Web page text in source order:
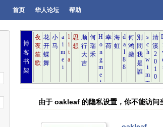
首页 华人论坛 帮助
博
客
书
架
由于 oakleaf 的隐私设置，你不能访问